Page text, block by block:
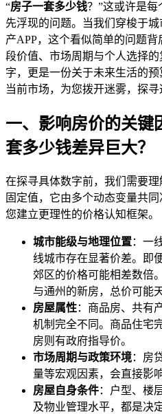
“房子一套多少钱？”这或许是
先浮现的问题。当我们穿梭于
产APP，这个看似简单的问题
段价值、市场周期与个人选择
字，更是一份关于未来生活的
当前市场，为您拨开迷雾，探寻
一、影响房价的关键
套多少钱差异巨大？
在探寻具体数字前，我们需要理
固定值，它由多个动态变量共
您建立更理性的价格认知框架。
城市能级与地理位置：一
线城市存在显著价差。即
郊区的价格可能相差数倍
与通州的新房，总价可能
房屋属性：商品房、共有
机制完全不同。商品住宅
房则有政府指导价。
市场周期与政策环境：房
量等宏观因素，会直接影
房屋自身条件：户型、楼
及物业管理水平，都是决